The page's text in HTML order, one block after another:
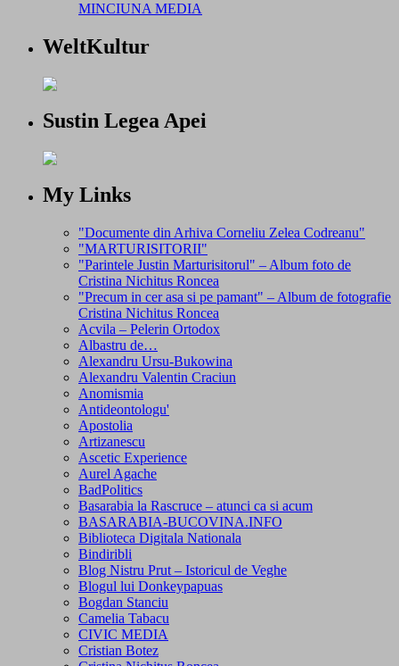
MINCIUNA MEDIA
WeltKultur
Sustin Legea Apei
My Links
"Documente din Arhiva Corneliu Zelea Codreanu"
"MARTURISITORII"
"Parintele Justin Marturisitorul" – Album foto de
Cristina Nichitus Roncea
"Precum in cer asa si pe pamant" – Album de fotografie
Cristina Nichitus Roncea
Acvila – Pelerin Ortodox
Albastru de…
Alexandru Ursu-Bukowina
Alexandru Valentin Craciun
Anomismia
Antideontologu'
Apostolia
Artizanescu
Ascetic Experience
Aurel Agache
BadPolitics
Basarabia la Rascruce – atunci ca si acum
BASARABIA-BUCOVINA.INFO
Biblioteca Digitala Nationala
Bindiribli
Blog Nistru Prut – Istoricul de Veghe
Blogul lui Donkeypapuas
Bogdan Stanciu
Camelia Tabacu
CIVIC MEDIA
Cristian Botez